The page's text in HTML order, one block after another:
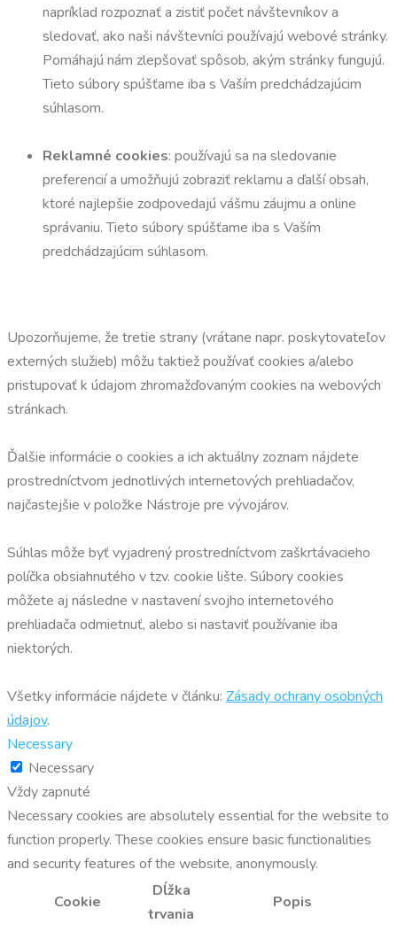
napríklad rozpoznať a zistiť počet návštevníkov a
sledovať, ako naši návštevníci používajú webové stránky.
Pomáhajú nám zlepšovať spôsob, akým stránky fungujú.
Tieto súbory spúšťame iba s Vaším predchádzajúcim
súhlasom.
Reklamné cookies: používajú sa na sledovanie
preferencií a umožňujú zobraziť reklamu a ďalší obsah,
ktoré najlepšie zodpovedajú vášmu záujmu a online
správaniu. Tieto súbory spúšťame iba s Vaším
predchádzajúcim súhlasom.
Upozorňujeme, že tretie strany (vrátane napr. poskytovateľov
externých služieb) môžu taktiež používať cookies a/alebo
pristupovať k údajom zhromažďovaným cookies na webových
stránkach.
Ďalšie informácie o cookies a ich aktuálny zoznam nájdete
prostredníctvom jednotlivých internetových prehliadačov,
najčastejšie v položke Nástroje pre vývojárov.
Súhlas môže byť vyjadrený prostredníctvom zaškrtávacieho
políčka obsiahnutého v tzv. cookie lište. Súbory cookies
môžete aj následne v nastavení svojho internetového
prehliadača odmietnuť, alebo si nastaviť používanie iba
niektorých.
Všetky informácie nájdete v článku: Zásady ochrany osobných
údajov.
Necessary
Necessary
Vždy zapnuté
Necessary cookies are absolutely essential for the website to
function properly. These cookies ensure basic functionalities
and security features of the website, anonymously.
Cookie
Dĺžka
trvania
Popis